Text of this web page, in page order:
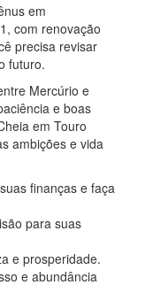
em
com renovação
precisa revisar
futuro.
Mercúrio e
e boas
em Touro
ambições e vida
finanças e faça
para suas
e prosperidade.
e abundância